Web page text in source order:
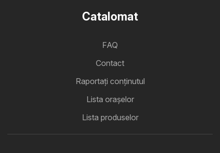
Catalomat
FAQ
Contact
Raportați conținutul
Lista oraşelor
Lista produselor